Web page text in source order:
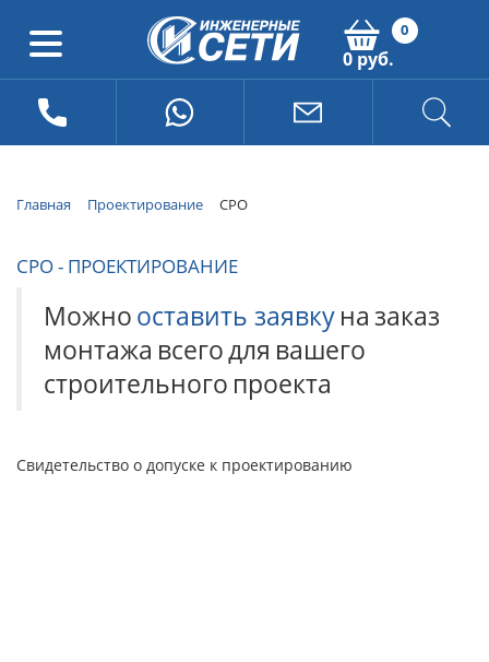
0
0 руб.
Главная Проектирование СРО
СРО - ПРОЕКТИРОВАНИЕ
Можнооставить заявкуназаказ
монтажа всегодля вашего
строительного проекта
Свидетельство о допуске к проектированию